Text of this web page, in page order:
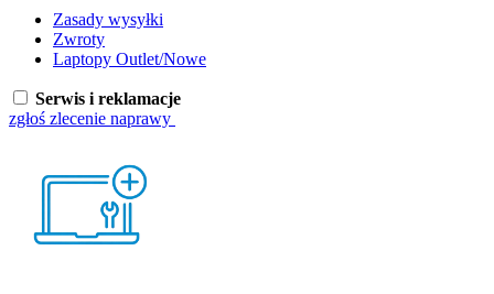
Zasady wysyłki
Zwroty
Laptopy Outlet/Nowe
Serwis i reklamacje
zgłoś zlecenie naprawy